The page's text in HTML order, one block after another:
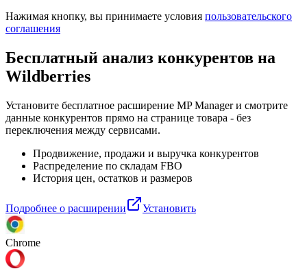
Нажимая кнопку, вы принимаете условия пользовательского
соглашения
Бесплатный анализ конкурентов на
Wildberries
Установите бесплатное расширение MP Manager и смотрите
данные конкурентов прямо на странице товара - без
переключения между сервисами.
Продвижение, продажи и выручка конкурентов
Распределение по складам FBO
История цен, остатков и размеров
Подробнее о расширении Установить
Chrome